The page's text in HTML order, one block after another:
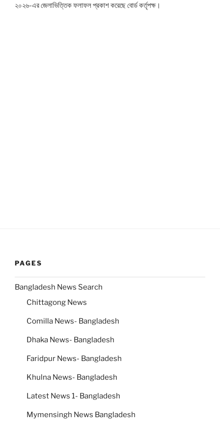
২০২৬-এর জেলাভিত্তিক ফলাফল প্রকাশ করেছে বোর্ড কর্তৃপক্ষ।
PAGES
Bangladesh News Search
Chittagong News
Comilla News- Bangladesh
Dhaka News- Bangladesh
Faridpur News- Bangladesh
Khulna News- Bangladesh
Latest News 1- Bangladesh
Mymensingh News Bangladesh